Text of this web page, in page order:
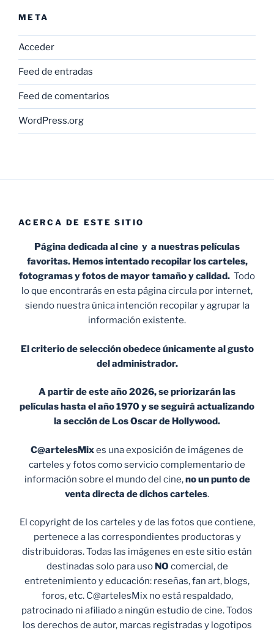
META
Acceder
Feed de entradas
Feed de comentarios
WordPress.org
ACERCA DE ESTE SITIO
Página dedicada al cine y a nuestras películas
favoritas. Hemos intentado recopilar los carteles,
fotogramas y fotos de mayor tamaño y calidad. Todo
lo que encontrarás en esta página circula por internet,
siendo nuestra única intención recopilar y agrupar la
información existente.
El criterio de selección obedece únicamente al gusto
del administrador.
A partir de este año 2026, se priorizarán las
películas hasta el año 1970 y se seguirá actualizando
la sección de Los Oscar de Hollywood.
C@artelesMixes una exposición de imágenes de
carteles y fotos como servicio complementario de
información sobre el mundo del cine,no un punto de
venta directa de dichos carteles.
El copyright de los carteles y de las fotos que contiene,
pertenece a las correspondientes productoras y
distribuidoras. Todas las imágenes en este sitio están
destinadas solo para uso NO comercial, de
entretenimiento y educación: reseñas, fan art, blogs,
foros, etc. C@artelesMix no está respaldado,
patrocinado ni afiliado a ningún estudio de cine. Todos
los derechos de autor, marcas registradas y logotipos